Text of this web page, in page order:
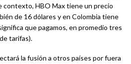
contexto, HBO Max tiene un precio
de 16 dólares y en Colombia tiene
que pagamos, en promedio tres
tarifas).
la fusión a otros países por fuera